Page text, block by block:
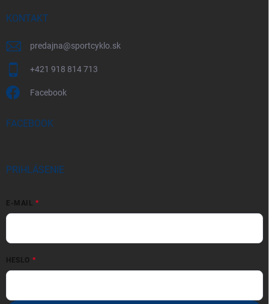
KONTAKT
predajna@sportcyklo.sk
+421 918 814 713
Facebook
FACEBOOK
PRIHLÁSENIE
E-MAIL
HESLO